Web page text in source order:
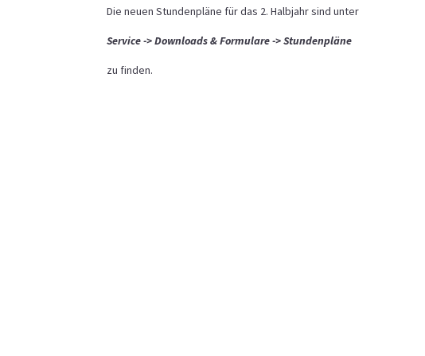
Die neuen Stundenpläne für das 2. Halbjahr sind unter
Service -> Downloads & Formulare -> Stundenpläne
zu finden.